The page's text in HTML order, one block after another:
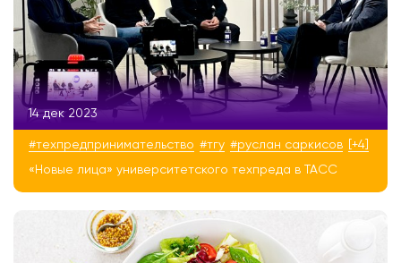
14 дек 2023
#техпредпринимательство #тгу #руслан саркисов
[+4]
«Новые лица» университетского техпреда в ТАСС